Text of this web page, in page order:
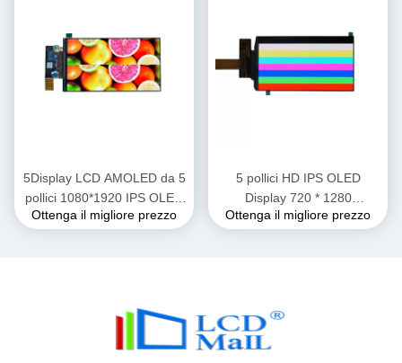
5Display LCD AMOLED da 5
pollici 1080*1920 IPS OLED
Screen 350cd/M2
Ottenga il migliore prezzo
5 pollici HD IPS OLED
Display 720 * 1280
Risoluzione AMOLED
Ottenga il migliore prezzo